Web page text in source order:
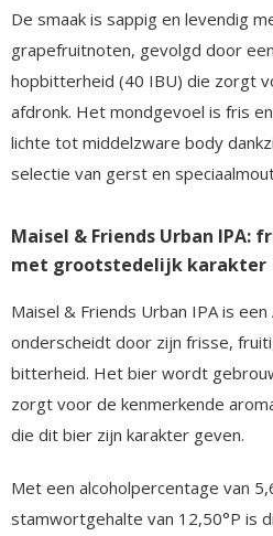
De smaak is sappig en levendig
grapefruitnoten, gevolgd door
hopbitterheid (40 IBU) die zorgt
afdronk. Het mondgevoel is fris
lichte tot middelzware body
selectie van gerst en
Maisel & Friends Urban IPA:
met grootstedelijk karakter
Maisel & Friends Urban IPA is een
onderscheidt door zijn frisse,
bitterheid. Het bier wordt
zorgt voor de kenmerkende
die dit bier zijn karakter geven.
Met een alcoholpercentage van
stamwortgehalte van 12,50°P is